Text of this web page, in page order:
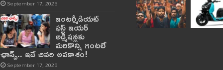
September 17, 2025
ఇంటర్మీడియట్
ఫస్ట్‌ ఇయర్‌
అడ్మిషన్లకు
మరికొన్ని గంటలే
ఛాన్స్‌.. ఇదే చివరి అవకాశం!
September 17, 2025